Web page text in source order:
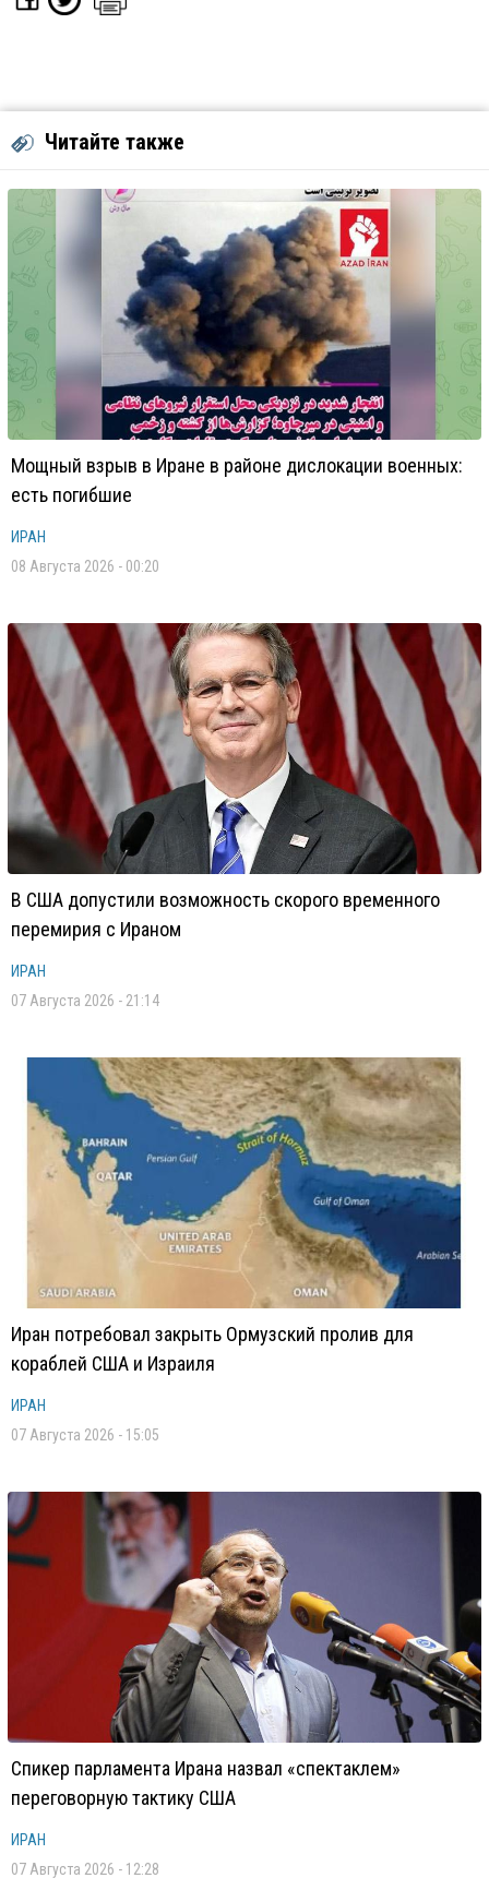
Читайте также
Мощный взрыв в Иране в районе дислокации военных:
есть погибшие
ИРАН
08 Августа 2026 - 00:20
В США допустили возможность скорого временного
перемирия с Ираном
ИРАН
07 Августа 2026 - 21:14
Иран потребовал закрыть Ормузский пролив для
кораблей США и Израиля
ИРАН
07 Августа 2026 - 15:05
Спикер парламента Ирана назвал «спектаклем»
переговорную тактику США
ИРАН
07 Августа 2026 - 12:28